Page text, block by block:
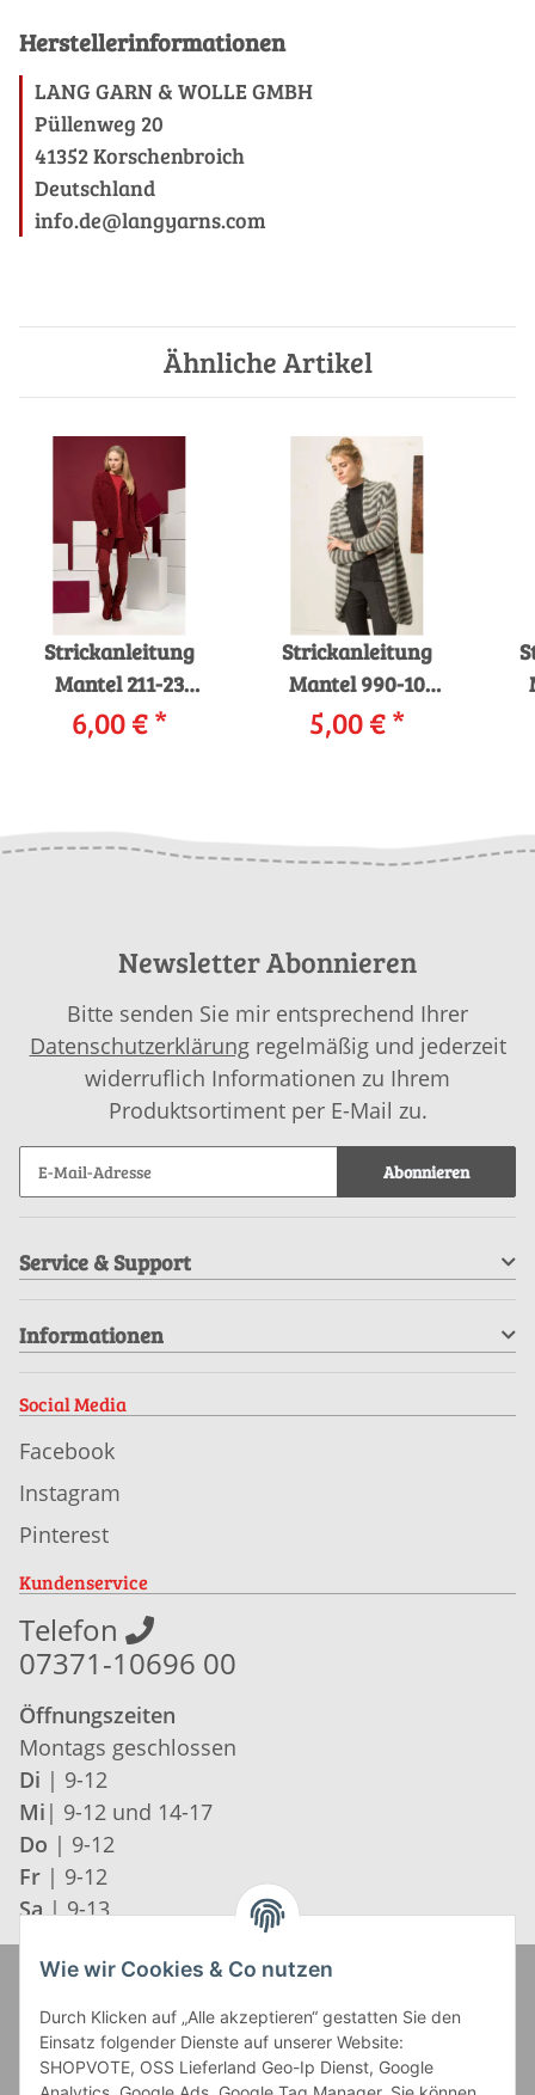
Herstellerinformationen
LANG GARN & WOLLE GMBH
Püllenweg 20
41352 Korschenbroich
Deutschland
info.de@langyarns.com
Ähnliche Artikel
Strickanleitung
Mantel 211-23
LANGYARNS MALOU
LIGHT als download
6,00 €*
Strickanleitung
Mantel 990-10
LANGYARNS
MOHAIR TREND als
5,00 €*
Newsletter Abonnieren
Bitte senden Sie mir entsprechend Ihrer
Datenschutzerklärungregelmäßig und jederzeit
widerruflich Informationen zu Ihrem
Produktsortiment per E-Mail zu.
Abonnieren
Service & Support
Informationen
Social Media
Facebook
Instagram
Pinterest
Kundenservice
Telefon
07371-10696 00
Öffnungszeiten
Montags geschlossen
Di | 9-12
Mi | 9-12 und 14-17
Do | 9-12
Fr | 9-12
Sa | 9-13
Wie wir Cookies & Co nutzen
Durch Klicken auf „Alle akzeptieren“ gestatten Sie den
Einsatz folgender Dienste auf unserer Website:
SHOPVOTE, OSS Lieferland Geo-Ip Dienst, Google